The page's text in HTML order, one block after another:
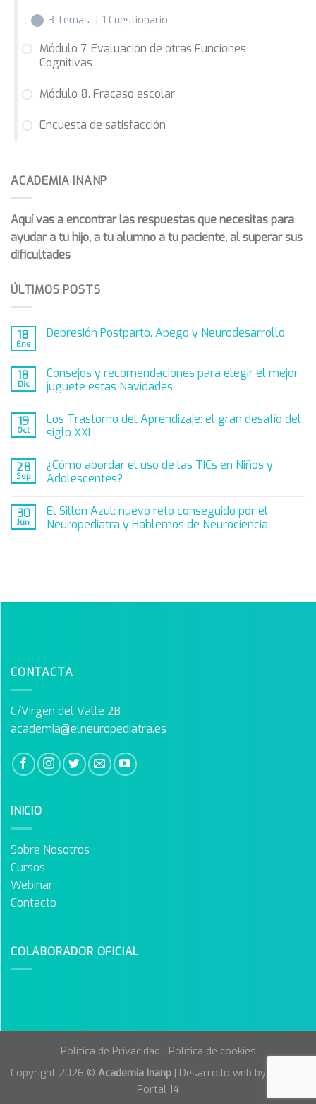
M5.3 La Disgrafía en el Aula
3 Temas 1 Cuestionario
6.1 Una aproximación a la Discalculia
M6.2 La Discalculia desde la Neuropsicología
M6.3 La Discalculia en el Aula
Módulo 7. Evaluación de otras Funciones
Cognitivas
Módulo 8. Fracaso escolar
Encuesta de satisfacción
ACADEMIA INANP
Aquí vas a encontrar las respuestas que necesitas para
ayudar a tu hijo, a tu alumno a tu paciente, al superar sus
dificultades
ÚLTIMOS POSTS
18
Ene
Depresión Postparto, Apego y Neurodesarrollo
18
Dic
Consejos y recomendaciones para elegir el mejor
juguete estas Navidades
19
Oct
Los Trastorno del Aprendizaje: el gran desafío del
siglo XXI
28
Sep
¿Cómo abordar el uso de las TICs en Niños y
Adolescentes?
30
Jun
El Sillón Azul: nuevo reto conseguido por el
Neuropediatra y Hablemos de Neurociencia
CONTACTA
C/Virgen del Valle 2B
academia@elneuropediatra.es
INICIO
Sobre Nosotros
Cursos
Webinar
Contacto
COLABORADOR OFICIAL
Política de Privacidad · Política de cookies
Copyright 2026 © Academia Inanp | Desarrollo web by
Portal 14